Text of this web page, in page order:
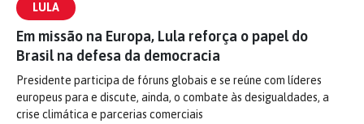
LULA
Em missão na Europa, Lula reforça o papel do
Brasil na defesa da democracia
Presidente participa de fóruns globais e se reúne com líderes
europeus para e discute, ainda, o combate às desigualdades, a
crise climática e parcerias comerciais